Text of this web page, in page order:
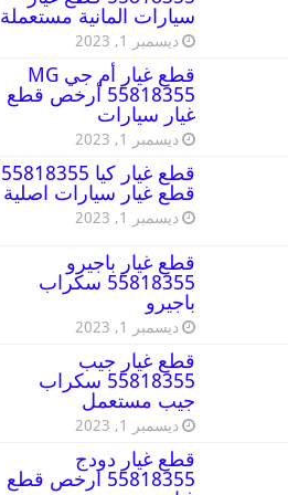
سيارات المانية مستعملة
ديسمبر 1, 2023
قطع غيار أم جي MG
55818355 أرخص قطع
غيار سيارات
ديسمبر 1, 2023
قطع غيار كيا 55818355
قطع غيار سيارات اصلية
ديسمبر 1, 2023
قطع غيار باجيرو
55818355 سكراب
باجيرو
ديسمبر 1, 2023
قطع غيار جيب
55818355 سكراب
جيب مستعمل
ديسمبر 1, 2023
قطع غيار دودج
55818355 ارخص قطع